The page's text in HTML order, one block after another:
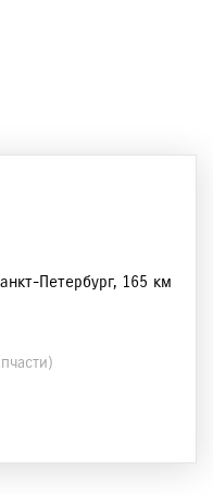
Петербург, 165 км